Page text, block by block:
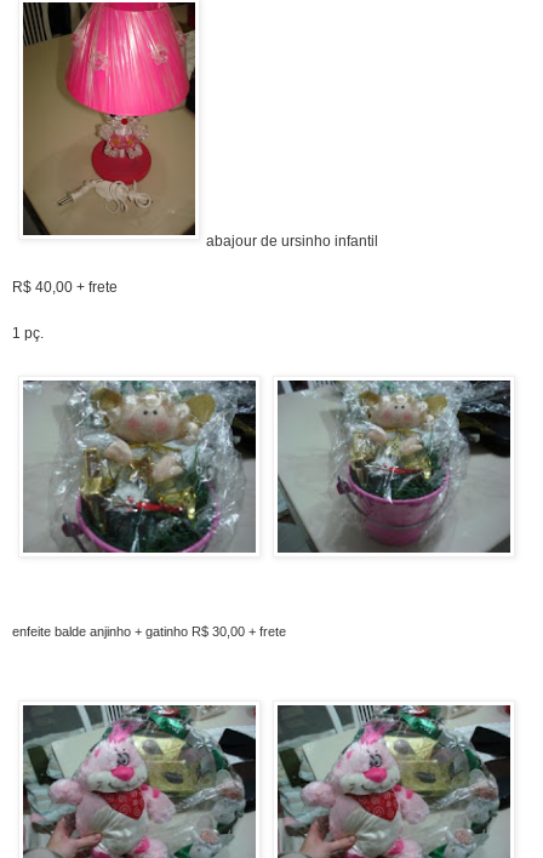
abajour de ursinho infantil
R$ 40,00 + frete
1 pç.
enfeite balde anjinho + gatinho R$ 30,00 + frete